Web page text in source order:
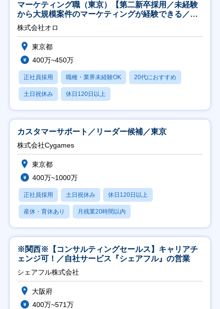
マーケティング職（東京）【第二新卒採用／未経験
から大規模案件のマーケティングが経験できる／研
修充実】
株式会社オロ
東京都
400万~450万
正社員採用 職種・業界未経験OK 20代におすすめ
土日祝休み 休日120日以上
カスタマーサポート／リーダー候補／東京
株式会社Cygames
東京都
400万~1000万
正社員採用 土日祝休み 休日120日以上
産休・育休あり 月残業20時間以内
※関西※【コンサルティングセールス】キャリアチ
ェンジ可！／自社サービス『シェアフル』の営業
シェアフル株式会社
大阪府
400万~571万